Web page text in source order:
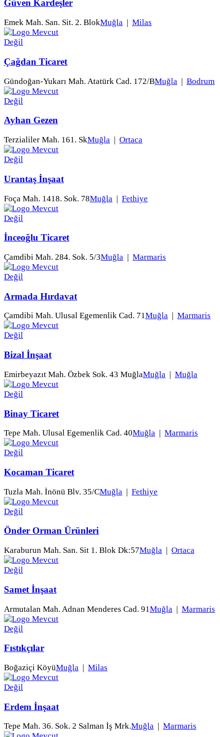
Güven Kardeşler
Emek Mah. San. Sit. 2. BlokMuğla Milas
Çağdan Ticaret
Gündoğan-Yukarı Mah. Atatürk Cad. 172/BMuğla | Bodrum
Ayhan Gezen
Terzialiler Mah. 161. SkMuğla | Ortaca
Urantaş İnşaat
Foça Mah. 1418. Sok. 78Muğla | Fethiye
İnceoğlu Ticaret
Çamdibi Mah. 284. Sok. 5/3Muğla | Marmaris
Armada Hırdavat
Çamdibi Mah. Ulusal Egemenlik Cad. 71Muğla Marmaris
Bizal İnşaat
Emirbeyazıt Mah. Özbek Sok. 43 MuğlaMuğla | Muğla
Binay Ticaret
Tepe Mah. Ulusal Egemenlik Cad. 40Muğla Marmaris
Kocaman Ticaret
Tuzla Mah. İnönü Blv. 35/CMuğla | Fethiye
Önder Orman Ürünleri
Karaburun Mah. San. Sit 1. Blok Dk:57Muğla | Ortaca
Samet İnşaat
Armutalan Mah. Adnan Menderes Cad. 91Muğla | Marmaris
Fıstıkçılar
Boğaziçi KöyüMuğla | Milas
Erdem İnşaat
Tepe Mah. 36. Sok. 2 Salman İş Mrk.Muğla Marmaris